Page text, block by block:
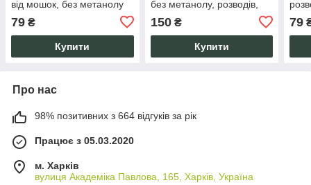
від мошок, без метанолу
79 ₴
Купити
без метанолу, розводів,
150₴
Купити
79
Про нас
98% позитивних з 664 відгуків за рік
Працює з 05.03.2020
м. Харків
вулиця Академіка Павлова, 165, Харків, Україна